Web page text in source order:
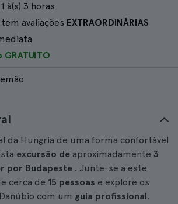
à(s) 3 horas
avaliações EXTRAORDINÁRIAS
da Hungria de uma forma confortável
excursão de aproximadamente 3
por Budapeste . Junte-se a este
cerca de 15 pessoas e explore os
com um guia profissional.